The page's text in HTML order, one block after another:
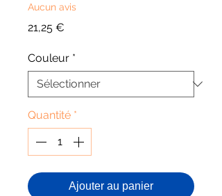
Aucun avis
21,25 €
Couleur *
Quantité *
Ajouter au panier